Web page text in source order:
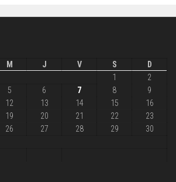
M J V S D
1
2
5 6 7 8
9
12 13 14 15
16
19 20 21 22
23
26 27 28 29
30